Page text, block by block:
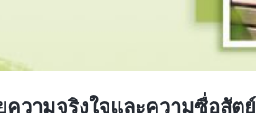
ความจริงใจและความซื่อสัตย์